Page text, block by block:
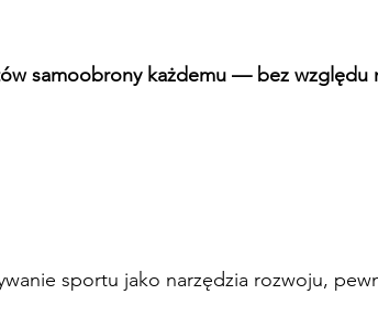
samoobrony każdemu — bez względu
sportu jako narzędzia rozwoju,